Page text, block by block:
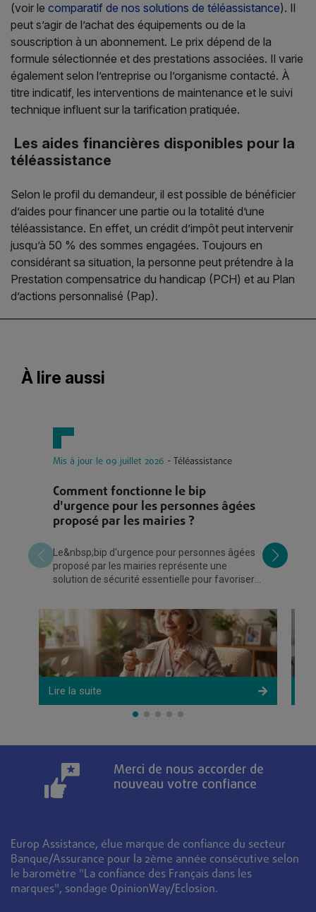
(voir le comparatif de nos solutions de téléassistance). Il
peut s’agir de l’achat des équipements ou de la
souscription à un abonnement. Le prix dépend de la
formule sélectionnée et des prestations associées. Il varie
également selon l’entreprise ou l’organisme contacté. À
titre indicatif, les interventions de maintenance et le suivi
technique influent sur la tarification pratiquée.
Les aides financières disponibles pour la
téléassistance
Selon le profil du demandeur, il est possible de bénéficier
d’aides pour financer une partie ou la totalité d’une
téléassistance. En effet, un crédit d’impôt peut intervenir
jusqu’à 50 % des sommes engagées. Toujours en
considérant sa situation, la personne peut prétendre à la
Prestation compensatrice du handicap (PCH) et au Plan
d’actions personnalisé (Pap).
À lire aussi
Mis à jour le 09 juillet 2026 - Téléassistance
Comment fonctionne le bip
d'urgence pour les personnes âgées
proposé par les mairies ?
Le&nbsp;bip d'urgence pour personnes âgées
proposé par les mairies représente une
solution de sécurité essentielle pour favoriser
Lire la suite
Merci de nous accorder de
nouveau votre confiance
Europ Assistance, élue marque de confiance du secteur
Banque/Assurance pour la 2ème année consécutive selon
le baromètre "La confiance des Français dans les
marques", sondage OpinionWay/Eclosion.